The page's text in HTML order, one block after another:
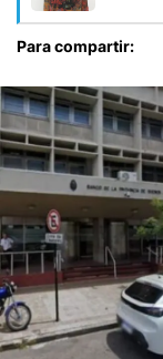
Para compartir: